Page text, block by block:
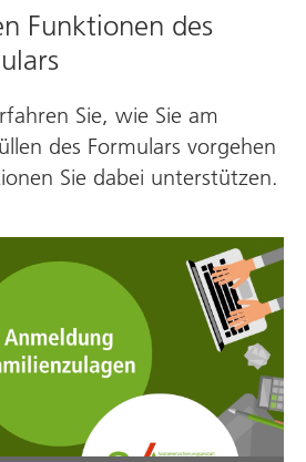
Funktionen des
Sie, wie Sie am
des Formulars vorgehen
Sie dabei unterstützen.